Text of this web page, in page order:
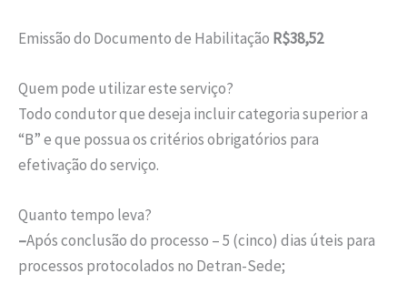
Emissão do Documento de Habilitação R$38,52
Quem pode utilizar este serviço?
Todo condutor que deseja incluir categoria superior a
“B” e que possua os critérios obrigatórios para
efetivação do serviço.
Quanto tempo leva?
–Após conclusão do processo – 5 (cinco) dias úteis para
processos protocolados no Detran-Sede;